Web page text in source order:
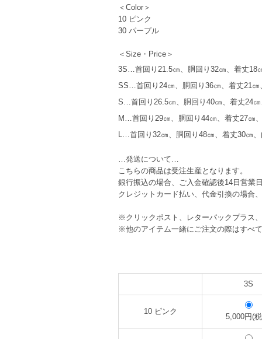
＜Color＞
10 ピンク
30 パープル
＜Size・Price＞
3S…首回り21.5㎝、胴回り32㎝、着丈18
SS…首回り24㎝、胴回り36㎝、着丈21
S…首回り26.5㎝、胴回り40㎝、着丈24
M…首回り29㎝、胴回り44㎝、着丈27㎝
L…首回り32㎝、胴回り48㎝、着丈30㎝
…発送について…
こちらの商品は受注生産となります。
銀行振込の場合、ご入金確認後14日営業
クレジットカード払い、代金引換の場合
※クリックポスト、レターパックプラス
※他のアイテム一緒にご注文の際はすべ
3S
10 ピンク
5,000円(